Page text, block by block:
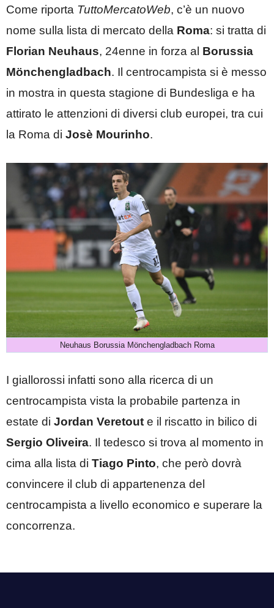
Come riporta TuttoMercatoWeb, c’è un nuovo
nome sulla lista di mercato della Roma: si tratta di
Florian Neuhaus, 24enne in forza al Borussia
Mönchengladbach. Il centrocampista si è messo
in mostra in questa stagione di Bundesliga e ha
attirato le attenzioni di diversi club europei, tra cui
la Roma di Josè Mourinho.
Neuhaus Borussia Mönchengladbach Roma
I giallorossi infatti sono alla ricerca di un
centrocampista vista la probabile partenza in
estate di Jordan Veretout e il riscatto in bilico di
Sergio Oliveira. Il tedesco si trova al momento in
cima alla lista di Tiago Pinto, che però dovrà
convincere il club di appartenenza del
centrocampista a livello economico e superare la
concorrenza.